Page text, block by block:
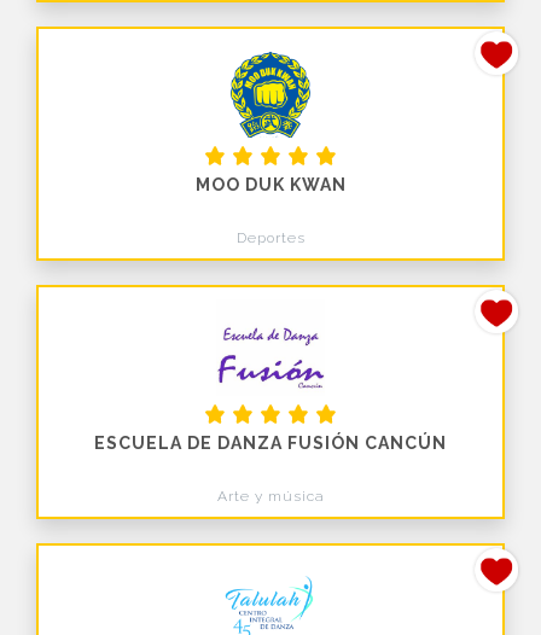
MOO DUK KWAN
Deportes
ESCUELA DE DANZA FUSIÓN CANCÚN
Arte y música